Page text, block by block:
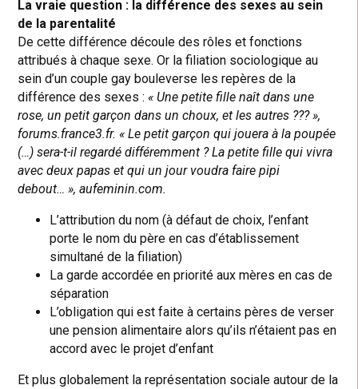
La vraie question : la différence des sexes au sein
de la parentalité
De cette différence découle des rôles et fonctions
attribués à chaque sexe. Or la filiation sociologique au
sein d’un couple gay bouleverse les repères de la
différence des sexes :« Une petite fille naît dans une
rose, un petit garçon dans un choux, et les autres ??? »,
forums.france3.fr. « Le petit garçon qui jouera à la poupée
(…) sera-t-il regardé différemment ? La petite fille qui vivra
avec deux papas et qui un jour voudra faire pipi
debout… », aufeminin.com.
L’attribution du nom (à défaut de choix, l’enfant
porte le nom du père en cas d’établissement
simultané de la filiation)
La garde accordée en priorité aux mères en cas de
séparation
L’obligation qui est faite à certains pères de verser
une pension alimentaire alors qu’ils n’étaient pas en
accord avec le projet d’enfant
Et plus globalement la représentation sociale autour de la